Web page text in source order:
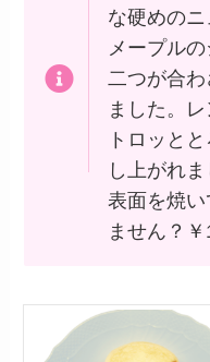
な硬めの
メープル
二つが合
ました。
トロッと
し上がれ
表面を焼
ません？